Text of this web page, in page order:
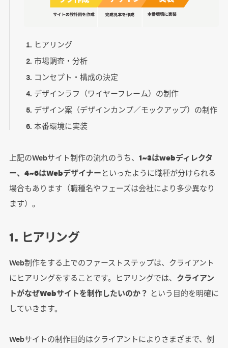
ヒアリング
市場調査・分析
コンセプト・構成の決定
デザインラフ（ワイヤーフレーム）の制作
デザイン案（デザインカンプ／モックアップ）の制作
本番環境に実装
上記のWebサイト制作の流れのうち、 1~3はwebディレクタ
ー、4~6はWebデザイナーといったように職種が分けられる
場合もあります（職種名やフェーズは会社により多少異なり
ます）。
1. ヒアリング
Web制作をする上でのファーストステップは、クライアント
にヒアリングをすることです。ヒアリングでは、 クライアン
トがなぜWebサイトを制作したいのか？ という目的を明確に
していきます。
Webサイトの制作目的はクライアントによりさまざまで、例